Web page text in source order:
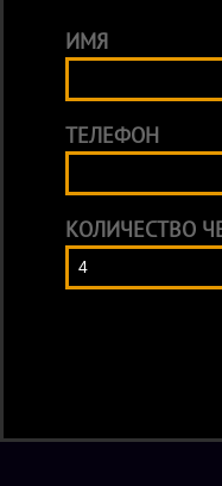
ИМЯ
ТЕЛЕФОН
КОЛИЧЕСТВО